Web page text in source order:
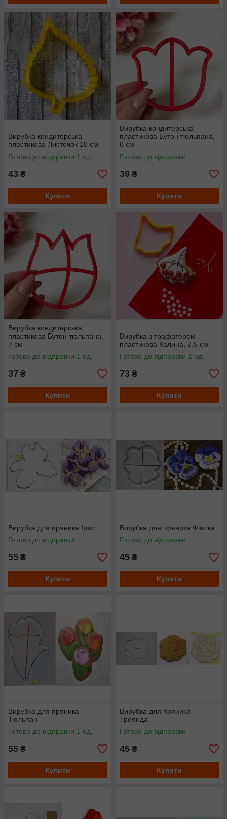
Вирубка кондитерська
пластикова Листочок 10 см
Готово до відправки 1 од.
43 ₴
Купити
Вирубка кондитерська
пластикова Бутон тюльпана,
8 см
Готово до відправки
39 ₴
Купити
Вирубка кондитерська
пластикова Бутон тюльпана,
7 см
Готово до відправки 1 од.
37 ₴
Купити
Вирубка з трафатером
пластикова Калина, 7.5 см
Готово до відправки 1 од.
73 ₴
Купити
Вирубка для пряника Ірис
Готово до відправки
55 ₴
Купити
Вирубка для пряника Фіалка
Готово до відправки
45 ₴
Купити
Вирубка для пряника
Тюльпан
Готово до відправки 1 од.
55 ₴
Купити
Вирубка для пряника
Троянда
Готово до відправки
45 ₴
Купити